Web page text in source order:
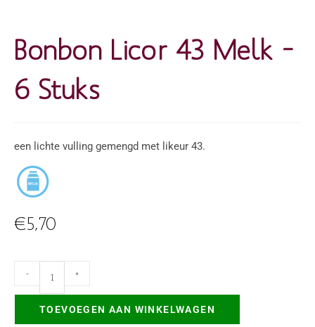
Bonbon Licor 43 Melk –
6 Stuks
een lichte vulling gemengd met likeur 43.
€5,70
- +
TOEVOEGEN AAN WINKELWAGEN